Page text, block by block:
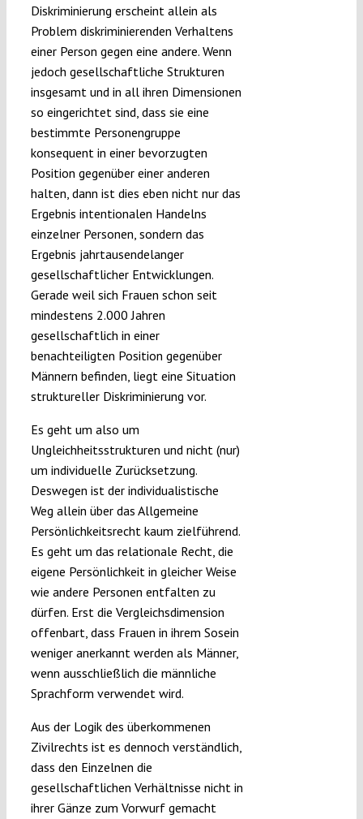
Diskriminierung erscheint allein als
Problem diskriminierenden Verhaltens
einer Person gegen eine andere. Wenn
jedoch gesellschaftliche Strukturen
insgesamt und in all ihren Dimensionen
so eingerichtet sind, dass sie eine
bestimmte Personengruppe
konsequent in einer bevorzugten
Position gegenüber einer anderen
halten, dann ist dies eben nicht nur das
Ergebnis intentionalen Handelns
einzelner Personen, sondern das
Ergebnis jahrtausendelanger
gesellschaftlicher Entwicklungen.
Gerade weil sich Frauen schon seit
mindestens 2.000 Jahren
gesellschaftlich in einer
benachteiligten Position gegenüber
Männern befinden, liegt eine Situation
struktureller Diskriminierung vor.
Es geht um also um
Ungleichheitsstrukturen und nicht (nur)
um individuelle Zurücksetzung.
Deswegen ist der individualistische
Weg allein über das Allgemeine
Persönlichkeitsrecht kaum zielführend.
Es geht um das relationale Recht, die
eigene Persönlichkeit in gleicher Weise
wie andere Personen entfalten zu
dürfen. Erst die Vergleichsdimension
offenbart, dass Frauen in ihrem Sosein
weniger anerkannt werden als Männer,
wenn ausschließlich die männliche
Sprachform verwendet wird.
Aus der Logik des überkommenen
Zivilrechts ist es dennoch verständlich,
dass den Einzelnen die
gesellschaftlichen Verhältnisse nicht in
ihrer Gänze zum Vorwurf gemacht